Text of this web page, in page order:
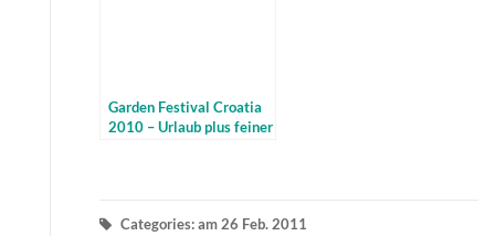
Garden Festival Croatia
2010 – Urlaub plus feiner
Categories: am 26 Feb. 2011